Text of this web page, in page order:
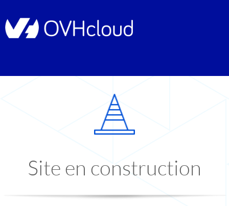
Site en construction